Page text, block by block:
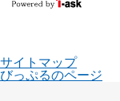
サイトマップ
びっぷるのページ